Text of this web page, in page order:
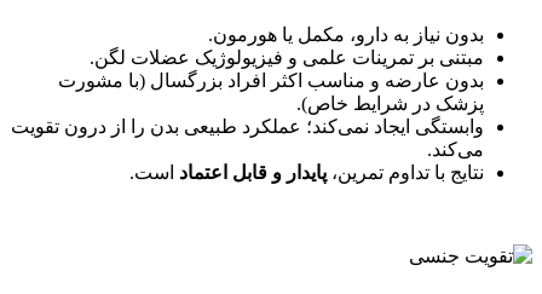
بدون نیاز به دارو، مکمل یا هورمون.
مبتنی بر تمرینات علمی و فیزیولوژیک عضلات لگن.
بدون عارضه و مناسب اکثر افراد بزرگسال (با مشورت
پزشک در شرایط خاص).
وابستگی ایجاد نمی‌کند؛ عملکرد طبیعی بدن را از درون تقویت
می‌کند.
نتایج با تداوم تمرین، پایدار و قابل اعتماد است.